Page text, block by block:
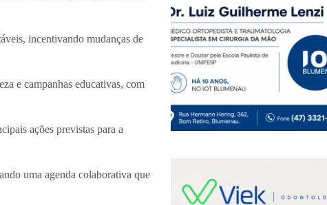
incentivando mudanças de
e campanhas educativas, com
ações previstas para a
uma agenda colaborativa que